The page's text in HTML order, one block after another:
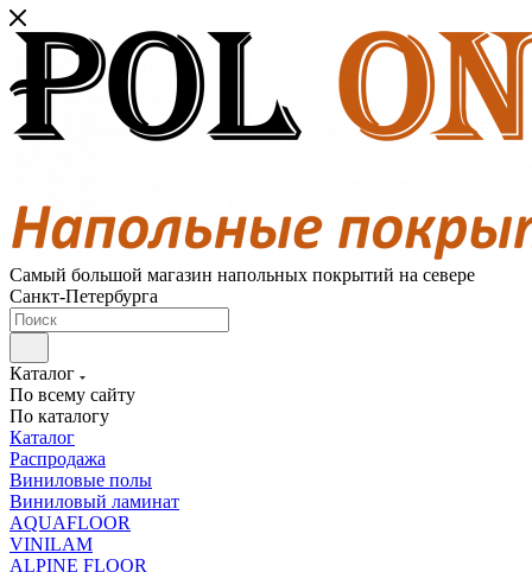
Самый большой магазин напольных покрытий на севере
Санкт-Петербурга
Каталог
По всему сайту
По каталогу
Каталог
Распродажа
Виниловые полы
Виниловый ламинат
AQUAFLOOR
VINILAM
ALPINE FLOOR